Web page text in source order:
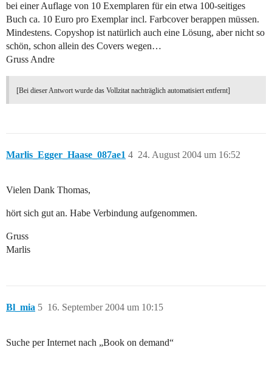
bei einer Auflage von 10 Exemplaren für ein etwa 100-seitiges
Buch ca. 10 Euro pro Exemplar incl. Farbcover berappen müssen.
Mindestens. Copyshop ist natürlich auch eine Lösung, aber nicht so
schön, schon allein des Covers wegen…
Gruss Andre
[Bei dieser Antwort wurde das Vollzitat nachträglich automatisiert entfernt]
Marlis_Egger_Haase_087ae1 24. August 2004 um 16:52
4
Vielen Dank Thomas,
hört sich gut an. Habe Verbindung aufgenommen.
Gruss
Marlis
Bl_mia 16. September 2004 um 10:15
5
Suche per Internet nach „Book on demand“